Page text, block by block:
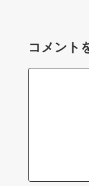
コメント